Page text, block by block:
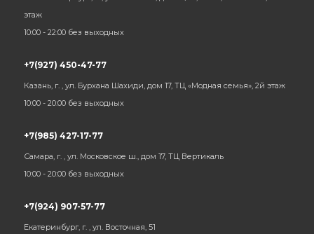
этаж
10:00 - 22:00 без выходных
+7(927) 450-47-77
Казань, г. , ул. Бурхана Шахиди, дом 17, ТЦ «Модная семья», 2й этаж
10:00 - 20:00 без выходных
+7(985) 427-17-77
Самара, г. , ул. Московское ш., дом 17, ТЦ Вертикаль
10:00 - 20:00 без выходных
+7(924) 907-57-77
Екатеринбург, г. , ул. Восточная, 51